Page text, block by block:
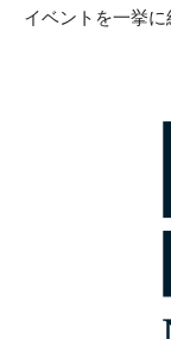
イベントを一挙に